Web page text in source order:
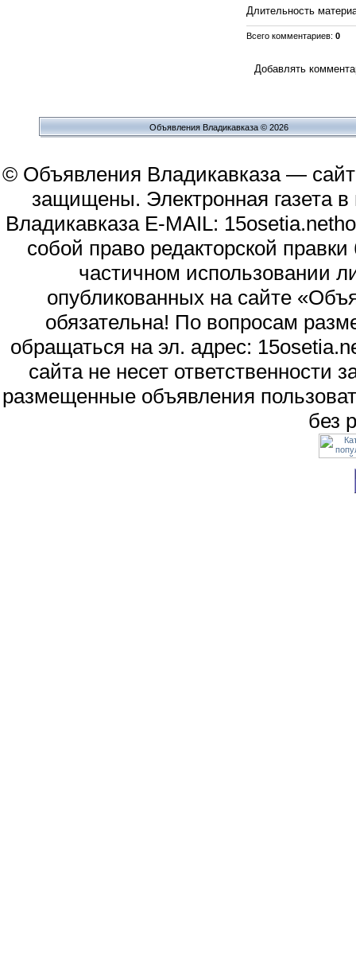
Длительность
Всего комментариев: 0
Добавлять
Объявления Владикавказа © 2026
© Объявления Владикавказа —
защищены. Электронная газета
Владикавказа E-MAIL:
собой право редакторской
частичном использовании
опубликованных на сайте
обязательна! По вопросам
обращаться на эл. адрес:
сайта не несет
размещенные объявления
без